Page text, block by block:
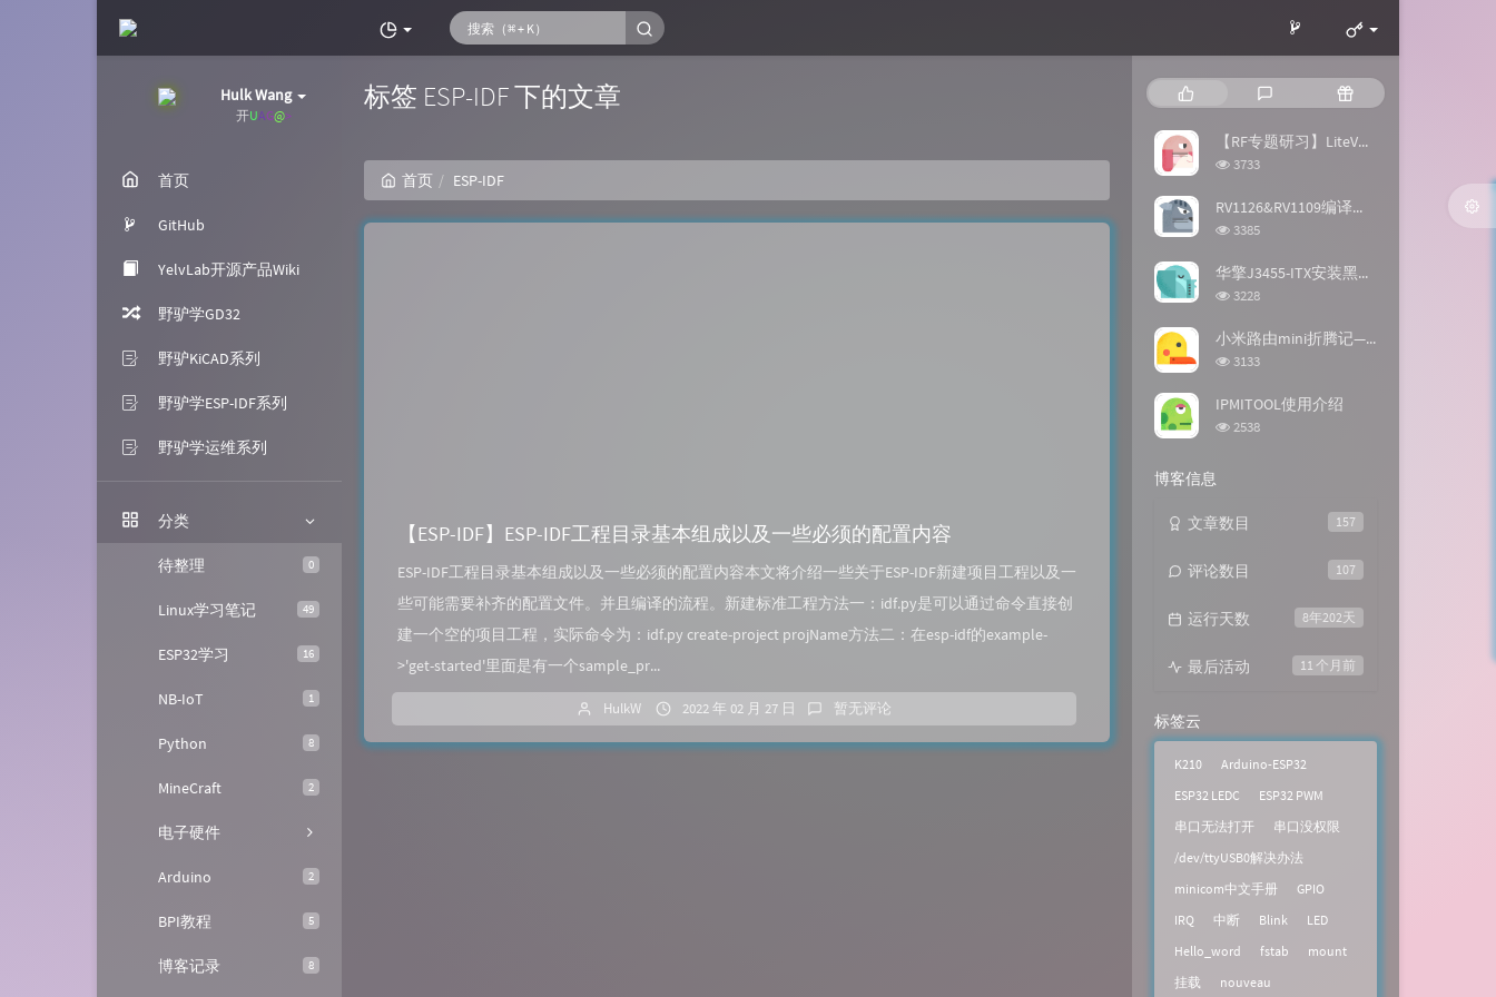
Hulk Wang
开源cMg4<
首页
GitHub
YelvLab开源产品Wiki
野驴学GD32
野驴KiCAD系列
野驴学ESP-IDF系列
野驴学运维系列
分类
0
待整理
49
Linux学习笔记
16
ESP32学习
1
NB-IoT
8
Python
2
MineCraft
电子硬件
2
Arduino
5
BPI教程
8
博客记录
标签 ESP-IDF 下的文章
首页 ESP-IDF
【ESP-IDF】ESP-IDF工程目录基本组成以及一些必须的配置内容
ESP-IDF工程目录基本组成以及一些必须的配置内容本文将介绍一些关于ESP-IDF新建项目工程以及一
些可能需要补齐的配置文件。并且编译的流程。新建标准工程方法一：idf.py是可以通过命令直接创
建一个空的项目工程，实际命令为：idf.py create-project projName方法二：在esp-idf的example-
>'get-started'里面是有一个sample_pr...
HulkW 2022 年 02 月 27 日 暂无评论
门
文
新
评
随
机
文【RF专题研习】LiteVNA(网络分析仪)的初次使用与校准
浏
次
3733
RV1126&RV1109编译环境搭建与SDK编译
浏
次
数:
3385
华擎J3455-ITX安装黑群运行NAS
浏
次
数:
3228
小米路由mini折腾记——烧写breed和老毛子固件
浏
次
3133
IPMITOOL使用介绍
浏
2538
博客信息
157
文章数目
107
评论数目
8年202天
运行天数
11 个月前
最后活动
标签云
K210
Arduino-ESP32
ESP32 LEDC
ESP32 PWM
串口无法打开
串口没权限
/dev/ttyUSB0解决办法
minicom中文手册
GPIO
IRQ
中断 Blink
LED
Hello_word
fstab
mount
挂载
nouveau